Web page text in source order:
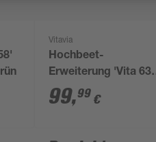
Vitavia
Hochbeet-
Erweiterung 'Vita
Stretched' 80 x 63 cm
schwarz
99,99 €